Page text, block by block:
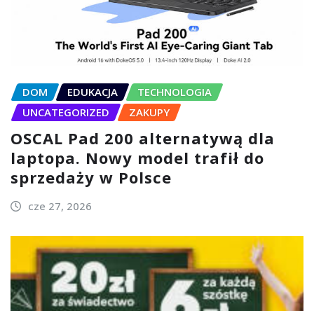
DOM EDUKACJA
TECHNOLOGIA
UNCATEGORIZED
ZAKUPY
OSCAL Pad 200 alternatywą dla
laptopa. Nowy model trafił do
sprzedaży w Polsce
cze 27, 2026